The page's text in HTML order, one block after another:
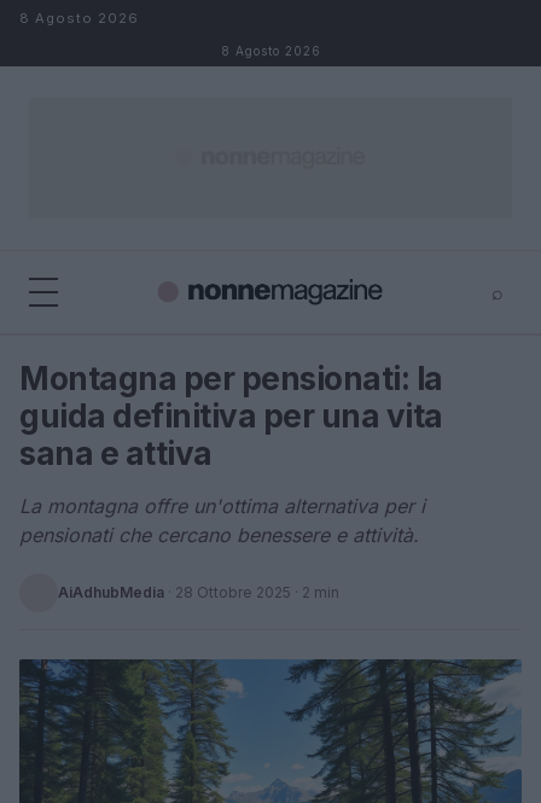
Salta al contenuto
8 Agosto 2026
8 Agosto 2026
⌕
Cerca
Montagna per pensionati: la
guida definitiva per una vita
sana e attiva
La montagna offre un'ottima alternativa per i
pensionati che cercano benessere e attività.
AiAdhubMedia · 28 Ottobre 2025 · 2 min